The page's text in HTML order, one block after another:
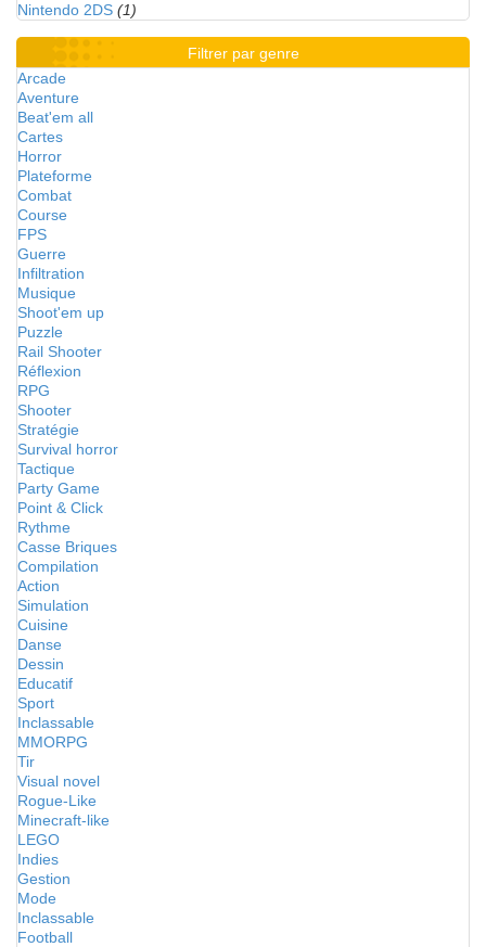
Nintendo 2DS (1)
Filtrer par genre
Arcade
Aventure
Beat'em all
Cartes
Horror
Plateforme
Combat
Course
FPS
Guerre
Infiltration
Musique
Shoot'em up
Puzzle
Rail Shooter
Réflexion
RPG
Shooter
Stratégie
Survival horror
Tactique
Party Game
Point & Click
Rythme
Casse Briques
Compilation
Action
Simulation
Cuisine
Danse
Dessin
Educatif
Sport
Inclassable
MMORPG
Tir
Visual novel
Rogue-Like
Minecraft-like
LEGO
Indies
Gestion
Mode
Inclassable
Football